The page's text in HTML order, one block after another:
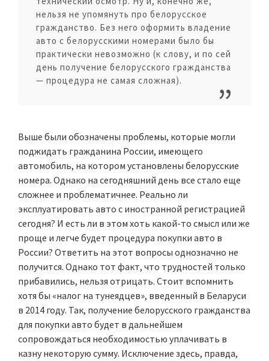
нельзя не упомянуть про белорусское
гражданство. Без него оформить владение
авто с белорусскими номерами было бы
практически невозможно (к слову, и по сей
день получение белорусского гражданства
— процедура не самая сложная).
Выше были обозначены проблемы, которые могли
поджидать гражданина России, имеющего
автомобиль, на котором установлены белорусские
номера. Однако на сегодняшний день все стало еще
сложнее и проблематичнее. Реально ли
эксплуатировать авто с иностранной регистрацией
сегодня? И есть ли в этом хоть какой-то смысл или же
проще и легче будет процедура покупки авто в
России? Ответить на этот вопросы однозначно не
получится. Однако тот факт, что трудностей только
прибавились, нельзя отрицать. Стоит вспомнить
хотя бы «налог на тунеядцев», введенный в Беларуси
в 2014 году. Так, получение белорусского гражданства
для покупки авто будет в дальнейшем
сопровождаться необходимостью уплачивать в
казну некоторую сумму. Исключение здесь, правда,